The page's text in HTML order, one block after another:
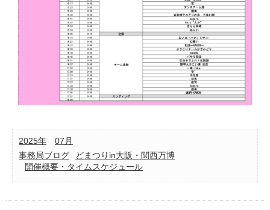
2025年
07月
事務局ブログ
どまつりin大阪・関西万博
開催概要・タイムスケジュール